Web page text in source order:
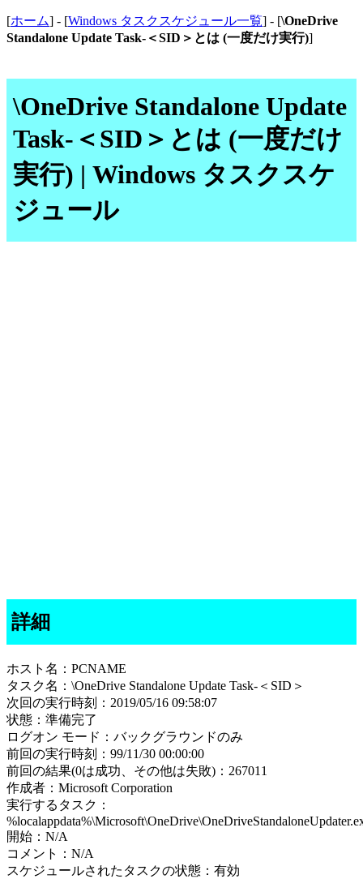
[ホーム] - [Windows タスクスケジュール一覧] - [\OneDrive
Standalone Update Task-＜SID＞とは (一度だけ実行)]
\OneDrive Standalone Update
Task-＜SID＞とは (一度だけ
実行) | Windows タスクスケ
ジュール
詳細
ホスト名：PCNAME
タスク名：\OneDrive Standalone Update Task-＜SID＞
次回の実行時刻：2019/05/16 09:58:07
状態：準備完了
ログオン モード：バックグラウンドのみ
前回の実行時刻：99/11/30 00:00:00
前回の結果(0は成功、その他は失敗)：267011
作成者：Microsoft Corporation
実行するタスク：
開始：N/A
コメント：N/A
スケジュールされたタスクの状態：有効